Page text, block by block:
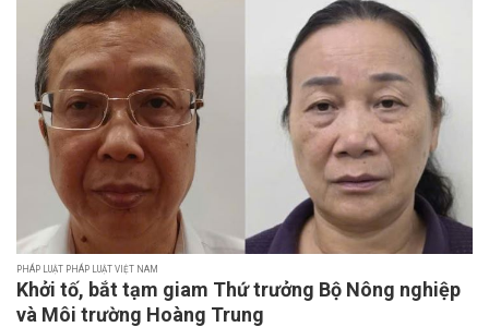
PHÁP LUẬT PHÁP LUẬT VIỆT NAM
Khởi tố, bắt tạm giam Thứ trưởng Bộ Nông nghiệp
và Môi trường Hoàng Trung